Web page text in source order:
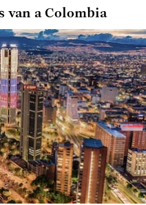
van a Colombia